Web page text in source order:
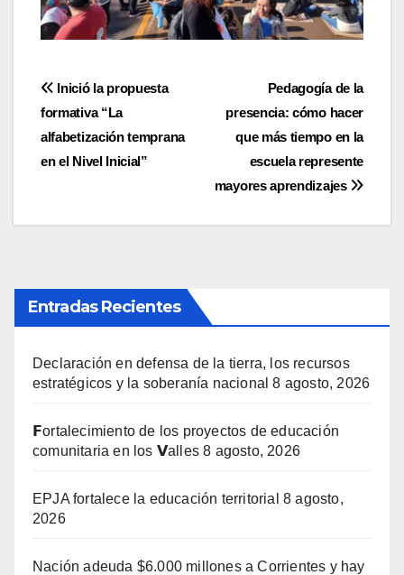
Navegación
de
entradas
Pedagogía de la
presencia: cómo hacer
que más tiempo en la
escuela represente
mayores aprendizajes
Inició la propuesta
formativa “La
alfabetización temprana
en el Nivel Inicial”
Entradas Recientes
Declaración en defensa de la tierra, los recursos
estratégicos y la soberanía nacional 8 agosto, 2026
𝗙ortalecimiento de los proyectos de educación
comunitaria en los 𝗩alles 8 agosto, 2026
EPJA fortalece la educación territorial 8 agosto,
2026
Nación adeuda $6.000 millones a Corrientes y hay